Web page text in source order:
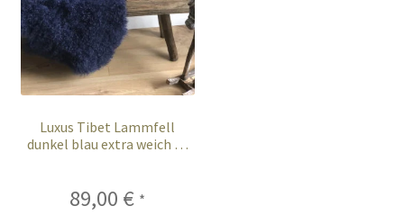
Luxus Tibet Lammfell
dunkel blau extra weich 90
89,00 € *